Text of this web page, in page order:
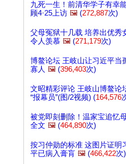
九死一生！前清华学子有幸
顾4·25上访 🖼️ (272,887次)
父母冤狱十几载 培养出优秀
令人羡慕 🖼️ (271,179次)
博鳌论坛 王岐山让习近平当
寡人 🖼️ (396,403次)
文昭精彩评论 王岐山博鳌论
“报幕员”(图/2视频) (164,576
被党即刻删除！温家宝追忆
全文 🖼️ (464,890次)
按习仲勋的标准 这图片证明
平已病入膏肓 🖼️ (466,422次)